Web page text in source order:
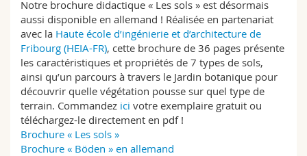
Sciences et médecine
Interfacultaire
Collaborateurs
Doctorants
Webmail
Programme des cours
MyUnifr
Notre brochure didactique « Les sols » est désormais
aussi disponible en allemand ! Réalisée en partenariat
avec la Haute école d’ingénierie et d’architecture de
Fribourg (HEIA-FR), cette brochure de 36 pages présente
les caractéristiques et propriétés de 7 types de sols,
ainsi qu’un parcours à travers le Jardin botanique pour
découvrir quelle végétation pousse sur quel type de
terrain. Commandez ici votre exemplaire gratuit ou
téléchargez-le directement en pdf !
Brochure « Les sols »
Brochure « Böden » en allemand